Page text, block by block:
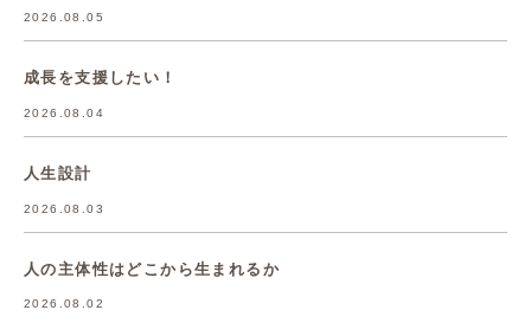
2026.08.05
成長を支援したい！
2026.08.04
人生設計
2026.08.03
人の主体性はどこから生まれるか
2026.08.02